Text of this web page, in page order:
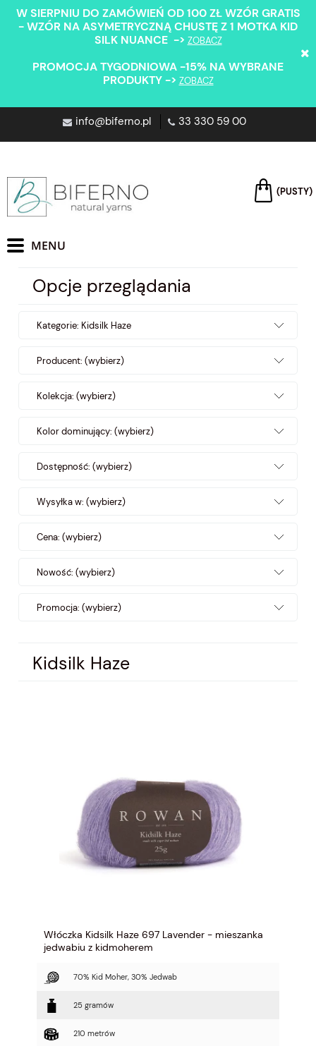
W SIERPNIU DO ZAMÓWIEŃ OD 100 ZŁ WZÓR GRATIS
- WZÓR NA ASYMETRYCZNĄ CHUSTĘ Z 1 MOTKA KID
SILK NUANCE -> ZOBACZ
PROMOCJA TYGODNIOWA -15% NA WYBRANE
PRODUKTY -> ZOBACZ
info@biferno.pl 33 330 59 00
(PUSTY)
Opcje przeglądania
Kategorie: Kidsilk Haze
Producent: (wybierz)
Kolekcja: (wybierz)
Kolor dominujący: (wybierz)
Dostępność: (wybierz)
Wysyłka w: (wybierz)
Cena: (wybierz)
Nowość: (wybierz)
Promocja: (wybierz)
Kidsilk Haze
Włóczka Kidsilk Haze 697 Lavender - mieszanka
jedwabiu z kidmoherem
70% Kid Moher, 30% Jedwab
25 gramów
210 metrów